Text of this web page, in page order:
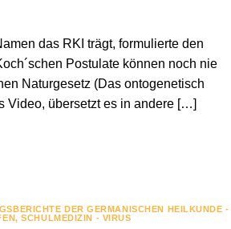
das RKI trägt, formulierte den
Postulate können noch nie
Naturgesetz (Das ontogenetisch
Video, übersetzt es in andere […]
DER GERMANISCHEN HEILKUNDE -
,SCHULMEDIZIN - VIRUS